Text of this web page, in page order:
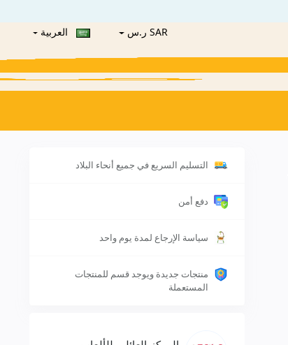
SAR ر.س العربية
التسليم السريع في جميع أنحاء البلاد
دفع أمن
سياسة الإرجاع لمدة يوم واحد
منتجات جديدة ويوجد قسم للمنتجات
المستعملة